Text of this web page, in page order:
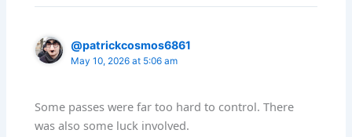
@patrickcosmos6861
May 10, 2026 at 5:06 am
Some passes were far too hard to control. There
was also some luck involved.